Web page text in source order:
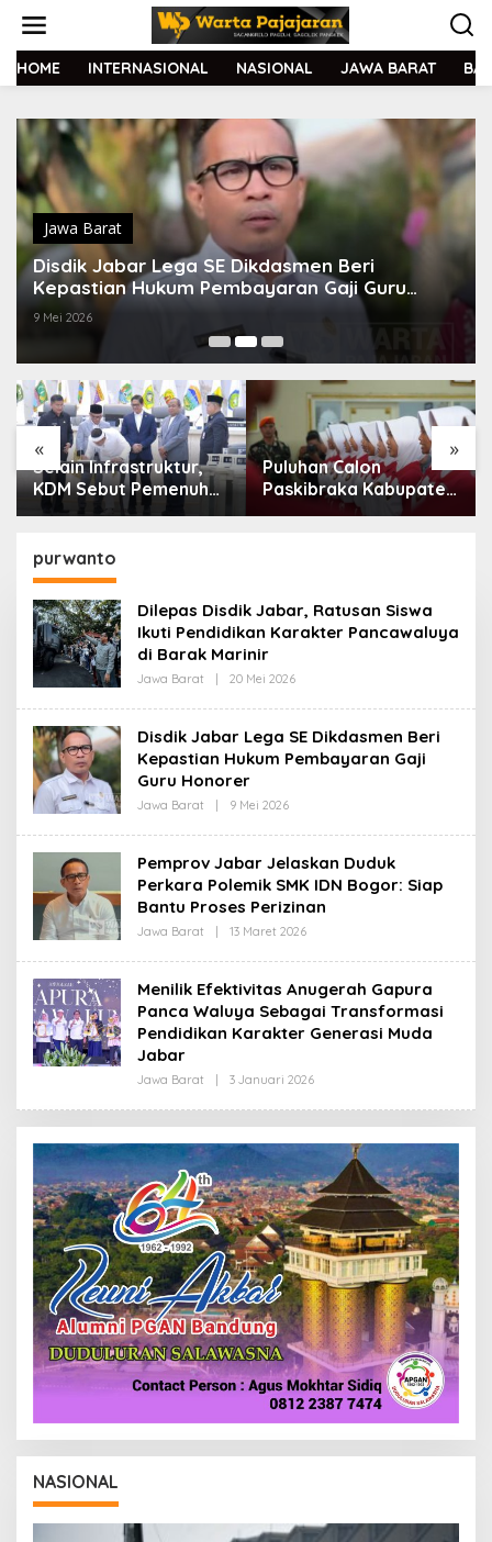
t
HOME INTERNASIONAL NASIONAL JAWA BARAT
Jawa Barat
Disdik Jabar Lega SE Dikdasmen Beri
Kepastian Hukum Pembayaran Gaji Guru
Honorer
9 Mei 2026
« »
Selain Infrastruktur,
KDM Sebut Pemenuhan
Kebutuhan Dasar
Fokus APBD Jabar
2027
Puluhan Calon
Paskibraka Kabupaten
Bandung Mulai Ikuti
purwanto
Dilepas Disdik Jabar, Ratusan Siswa
Ikuti Pendidikan Karakter Pancawaluya
di Barak Marinir
Jawa Barat 20 Mei 2026
E
R
E
I
Disdik Jabar Lega SE Dikdasmen Beri
Kepastian Hukum Pembayaran Gaji
Guru Honorer
Jawa Barat 9 Mei 2026
E
R
E
A
K
I
Pemprov Jabar Jelaskan Duduk
Perkara Polemik SMK IDN Bogor: Siap
Bantu Proses Perizinan
Jawa Barat 13 Maret 2026
E
R
E
D
A
I
Menilik Efektivitas Anugerah Gapura
Panca Waluya Sebagai Transformasi
Pendidikan Karakter Generasi Muda
Jabar
Jawa Barat 3 Januari 2026
E
H
R
D
A
K
I
NASIONAL